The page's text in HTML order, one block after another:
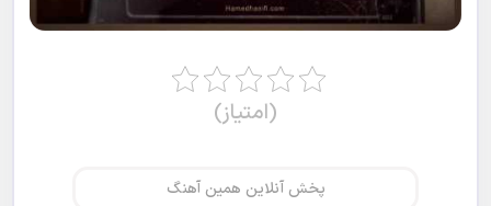
(امتیاز)
پخش آنلاین همین آهنگ